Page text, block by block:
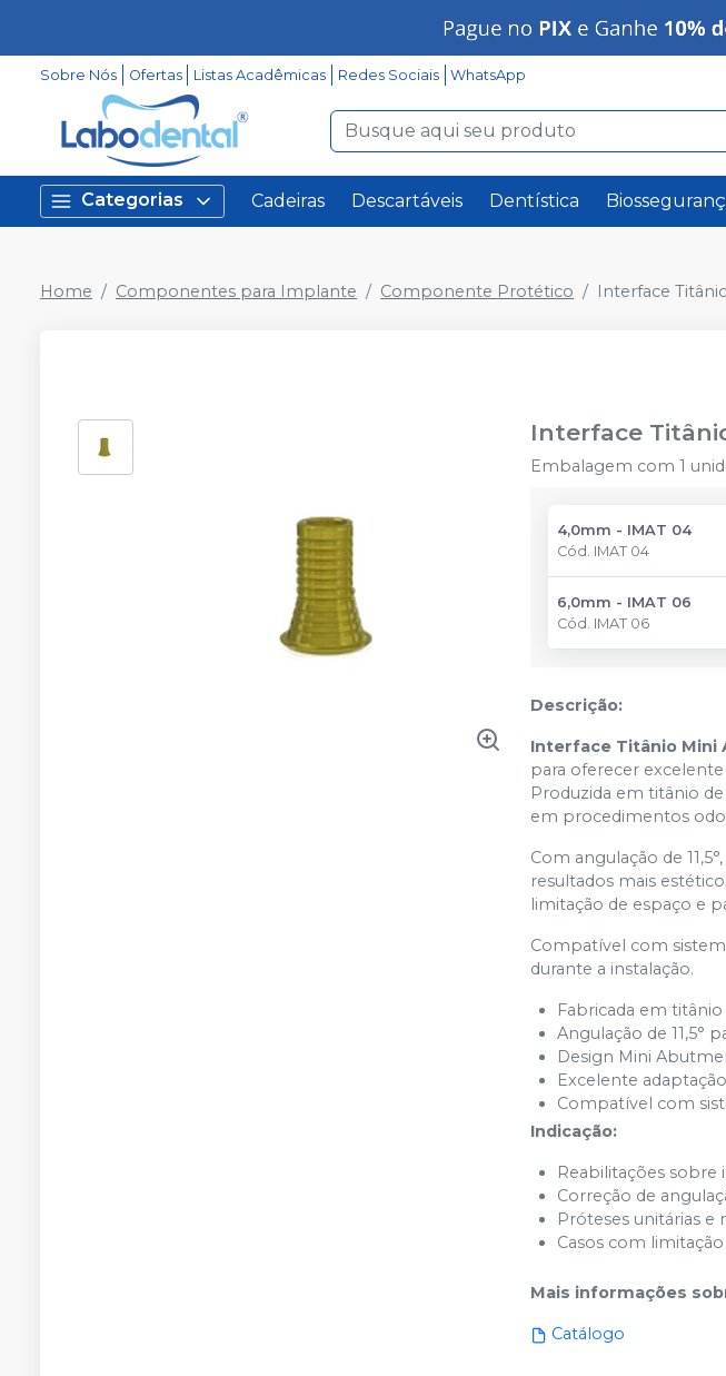
Sobre Nós Ofertas Listas Acadêmicas Redes Sociais WhatsApp
Categorias Cadeiras Descartáveis Dentística
Home Componentes para Implante Componente Protético Interface
Interface
Embalagem com 1
4,0mm - IMAT 04
Cód. IMAT 04
6,0mm - IMAT 06
Cód. IMAT 06
Descrição:
Interface Titânio Mini
para oferecer
Produzida em titânio
em procedimentos
Com angulação de
resultados mais
limitação de espaço e
Compatível com
durante a instalação.
Fabricada em
Angulação de 11,5°
Design Mini
Excelente
Compatível com
Indicação:
Reabilitações sobre
Correção de
Próteses unitárias e
Casos com
Mais informações
Catálogo